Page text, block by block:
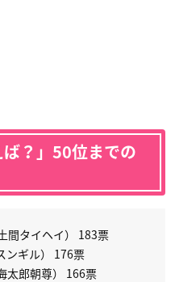
ば？」50位までの
間タイヘイ） 183票
ンギル） 176票
太郎朝尊） 166票